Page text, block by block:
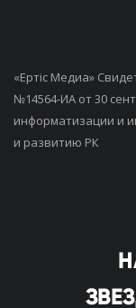
«Ертiс Медиа»
№14564-ИА от 30
информатизации и
и развитию РК